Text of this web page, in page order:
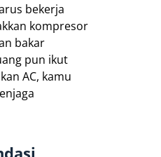
bekerja
kompresor
bakar
pun ikut
AC, kamu